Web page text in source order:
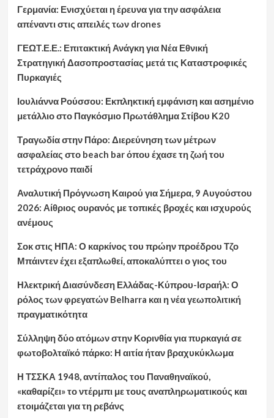
Γερμανία: Ενισχύεται η έρευνα για την ασφάλεια
απέναντι στις απειλές των drones
ΓΕΩΤ.Ε.Ε.: Επιτακτική Ανάγκη για Νέα Εθνική
Στρατηγική Δασοπροστασίας μετά τις Καταστροφικές
Πυρκαγιές
Ιουλιάννα Ρούσσου: Εκπληκτική εμφάνιση και ασημένιο
μετάλλιο στο Παγκόσμιο Πρωτάθλημα Στίβου Κ20
Τραγωδία στην Πάρο: Διερεύνηση των μέτρων
ασφαλείας στο beach bar όπου έχασε τη ζωή του
τετράχρονο παιδί
Αναλυτική Πρόγνωση Καιρού για Σήμερα, 9 Αυγούστου
2026: Αίθριος ουρανός με τοπικές βροχές και ισχυρούς
ανέμους
Σοκ στις ΗΠΑ: Ο καρκίνος του πρώην προέδρου Τζο
Μπάιντεν έχει εξαπλωθεί, αποκαλύπτει ο γιος του
Ηλεκτρική Διασύνδεση Ελλάδας-Κύπρου-Ισραήλ: Ο
ρόλος των φρεγατών Belharra και η νέα γεωπολιτική
πραγματικότητα
Σύλληψη δύο ατόμων στην Κορινθία για πυρκαγιά σε
φωτοβολταϊκό πάρκο: Η αιτία ήταν βραχυκύκλωμα
Η ΤΣΣΚΑ 1948, αντίπαλος του Παναθηναϊκού,
«καθαρίζει» το ντέρμπι με τους αναπληρωματικούς και
ετοιμάζεται για τη ρεβάνς